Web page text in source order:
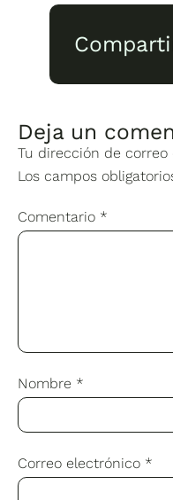
Deja un
Tu dirección de
Los campos
Comentario *
Nombre *
Correo electrónico *